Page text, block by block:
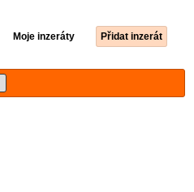
Moje inzeráty Přidat inzerát